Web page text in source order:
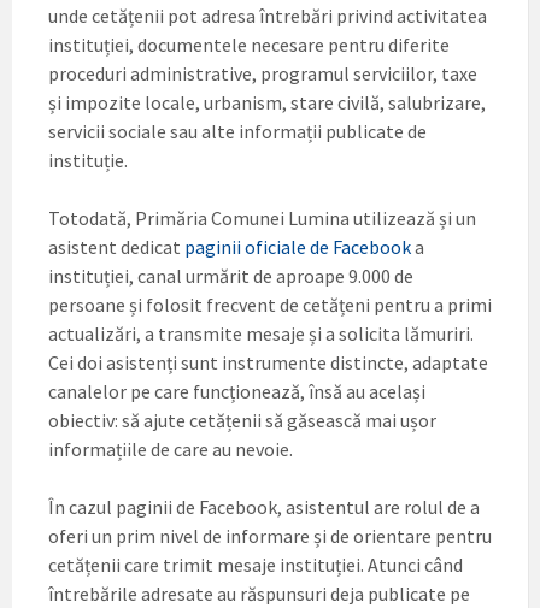
unde cetățenii pot adresa întrebări privind activitatea
instituției, documentele necesare pentru diferite
proceduri administrative, programul serviciilor, taxe
și impozite locale, urbanism, stare civilă, salubrizare,
servicii sociale sau alte informații publicate de
instituție.
Totodată, Primăria Comunei Lumina utilizează și un
asistent dedicat paginii oficiale de Facebooka
instituției, canal urmărit de aproape 9.000 de
persoane și folosit frecvent de cetățeni pentru a primi
actualizări, a transmite mesaje și a solicita lămuriri.
Cei doi asistenți sunt instrumente distincte, adaptate
canalelor pe care funcționează, însă au același
obiectiv: să ajute cetățenii să găsească mai ușor
informațiile de care au nevoie.
În cazul paginii de Facebook, asistentul are rolul de a
oferi un prim nivel de informare și de orientare pentru
cetățenii care trimit mesaje instituției. Atunci când
întrebările adresate au răspunsuri deja publicate pe